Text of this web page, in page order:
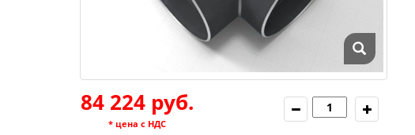
84 224 руб.
* цена с НДС